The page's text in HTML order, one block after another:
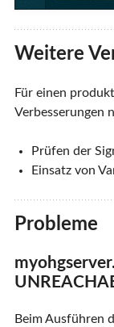
Weitere
Für einen
Verbesserungen
Prüfen der
Einsatz von
Probleme
Beim Ausführen